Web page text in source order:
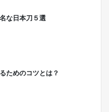
な日本刀５選
ためのコツとは？